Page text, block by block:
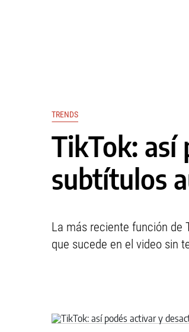
TRENDS
TikTok: así
subtítulos
La más reciente función de
que sucede en el video sin